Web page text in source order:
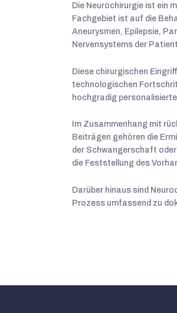
Die Neurochirurgie ist ein
Fachgebiet ist auf die
Aneurysmen, Epilepsie,
Nervensystems der
Diese chirurgischen
technologischen
hochgradig
Im Zusammenhang mit
Beiträgen gehören die
der Schwangerschaft
die Feststellung des
Darüber hinaus sind
Prozess umfassend zu